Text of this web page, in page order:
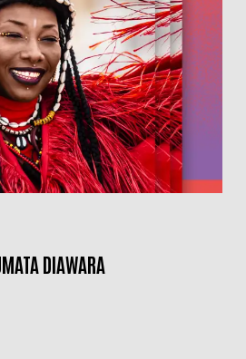
DIAWARA